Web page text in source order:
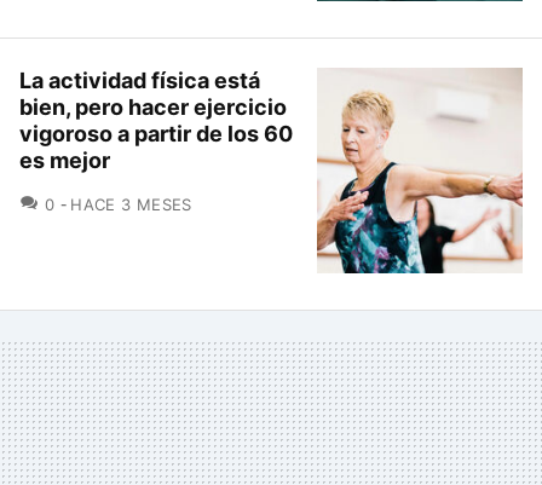
La actividad física está
bien, pero hacer ejercicio
vigoroso a partir de los 60
es mejor
0 COMENTARIOS
HACE 3 MESES